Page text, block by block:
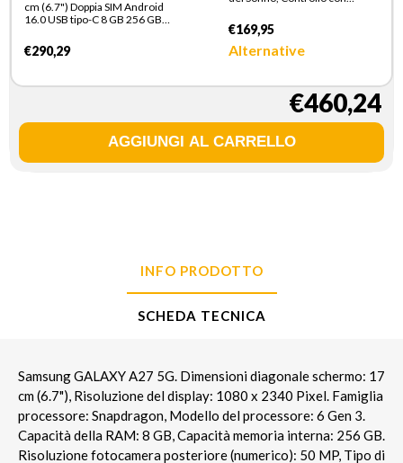
cm (6.7") Doppia SIM Android
16.0 USB tipo-C 8 GB 256 GB
€290,29
Batteria a lunga durata, GPS,
Bluetooth, Ghiera Touch in
Alluminio 44mm Green
€169,95
Alternative
€460,24
INFO PRODOTTO
SCHEDA TECNICA
Samsung GALAXY A27 5G. Dimensioni diagonale schermo: 17
cm (6.7"), Risoluzione del display: 1080 x 2340 Pixel. Famiglia
processore: Snapdragon, Modello del processore: 6 Gen 3.
Capacità della RAM: 8 GB, Capacità memoria interna: 256 GB.
Risoluzione fotocamera posteriore (numerico): 50 MP, Tipo di